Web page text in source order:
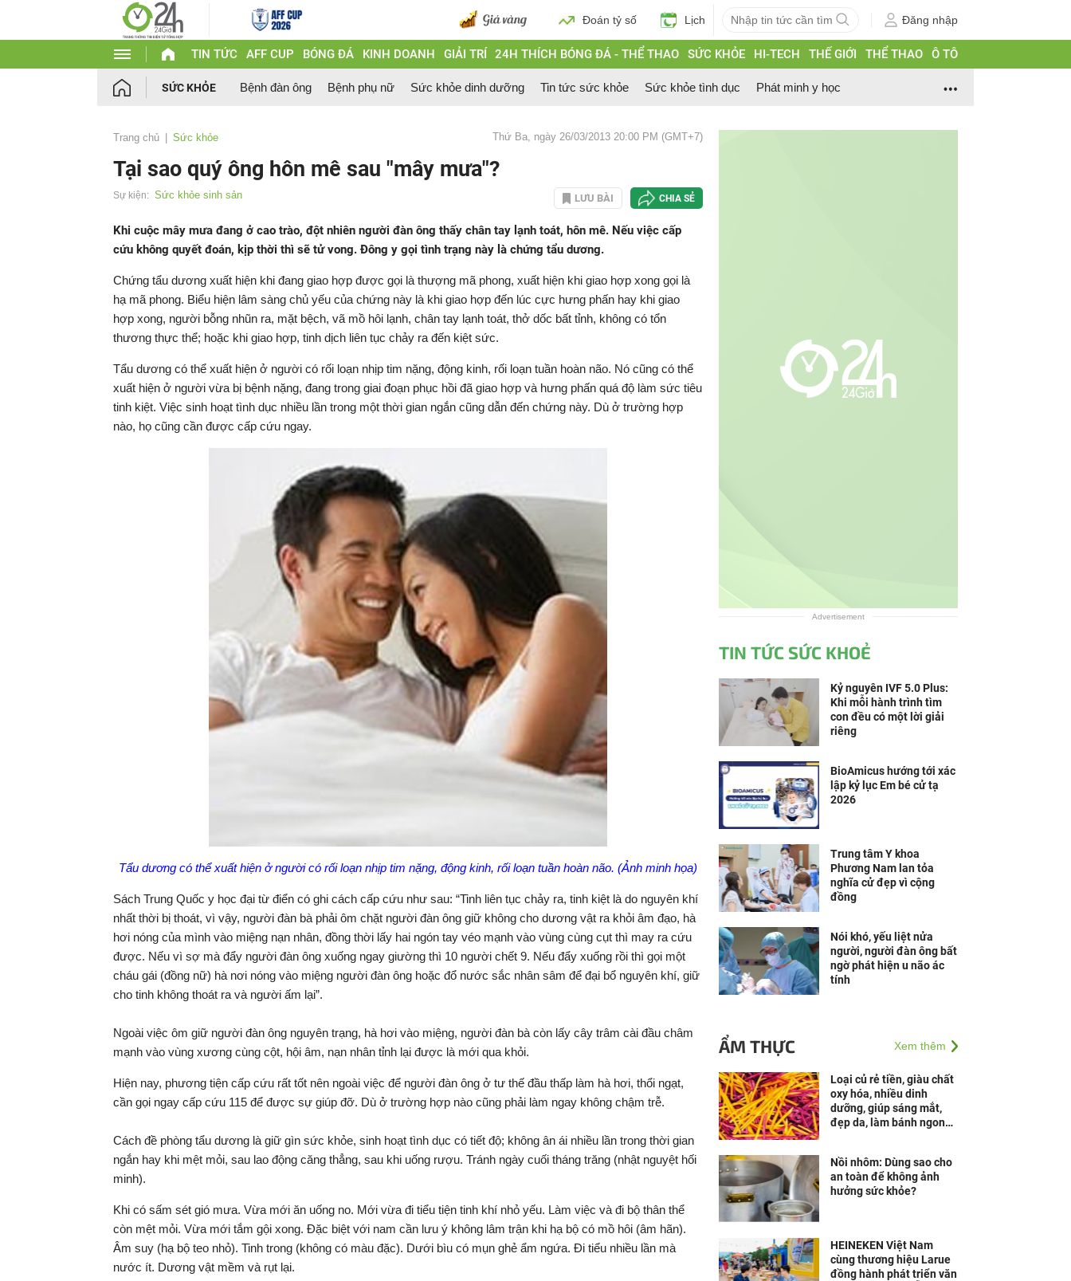
Đoán tỷ số Lịch Đăng nhập
TIN TỨC AFF CUP BÓNG ĐÁ KINH DOANH GIẢI TRÍ 24H THÍCH BÓNG ĐÁ - THỂ THAO SỨC KHỎE HI-TECH THẾ GIỚI THỂ THAO Ô TÔ
SỨC KHỎE Bệnh đàn ông Bệnh phụ nữ Sức khỏe dinh dưỡng Tin tức sức khỏe Sức khỏe tình dục Phát minh y học
Trang chủ Sức khỏe Thứ Ba, ngày 26/03/2013 20:00 PM (GMT+7)
Tại sao quý ông hôn mê sau "mây mưa"?
Sự kiện: Sức khỏe sinh sản LƯU BÀI CHIA SẺ
Khi cuộc mây mưa đang ở cao trào, đột nhiên người đàn ông thấy chân tay lạnh toát, hôn mê. Nếu việc cấp
cứu không quyết đoán, kịp thời thì sẽ tử vong. Đông y gọi tình trạng này là chứng tẩu dương.
Chứng tẩu dương xuất hiện khi đang giao hợp được gọi là thượng mã phong, xuất hiện khi giao hợp xong gọi là
hạ mã phong. Biểu hiện lâm sàng chủ yếu của chứng này là khi giao hợp đến lúc cực hưng phấn hay khi giao
hợp xong, người bỗng nhũn ra, mặt bệch, vã mồ hôi lạnh, chân tay lạnh toát, thở dốc bất tỉnh, không có tổn
thương thực thể; hoặc khi giao hợp, tinh dịch liên tục chảy ra đến kiệt sức.
Tẩu dương có thể xuất hiện ở người có rối loạn nhịp tim nặng, động kinh, rối loạn tuần hoàn não. Nó cũng có thể
xuất hiện ở người vừa bị bệnh nặng, đang trong giai đoạn phục hồi đã giao hợp và hưng phấn quá độ làm sức tiêu
tinh kiệt. Việc sinh hoạt tình dục nhiều lần trong một thời gian ngắn cũng dẫn đến chứng này. Dù ở trường hợp
nào, họ cũng cần được cấp cứu ngay.
Tẩu dương có thể xuất hiện ở người có rối loạn nhịp tim nặng, động kinh, rối loạn tuần hoàn não. (Ảnh minh họa)
Sách Trung Quốc y học đại từ điển có ghi cách cấp cứu như sau: “Tinh liên tục chảy ra, tinh kiệt là do nguyên khí
nhất thời bị thoát, vì vậy, người đàn bà phải ôm chặt người đàn ông giữ không cho dương vật ra khỏi âm đạo, hà
hơi nóng của mình vào miệng nạn nhân, đồng thời lấy hai ngón tay véo mạnh vào vùng cùng cụt thì may ra cứu
được. Nếu vì sợ mà đẩy người đàn ông xuống ngay giường thì 10 người chết 9. Nếu đẩy xuống rồi thì gọi một
cháu gái (đồng nữ) hà nơi nóng vào miệng người đàn ông hoặc đổ nước sắc nhân sâm để đại bổ nguyên khí, giữ
cho tinh không thoát ra và người ấm lại”.
Ngoài việc ôm giữ người đàn ông nguyên trạng, hà hơi vào miệng, người đàn bà còn lấy cây trâm cài đầu châm
mạnh vào vùng xương cùng cột, hội âm, nạn nhân tỉnh lại được là mới qua khỏi.
Hiện nay, phương tiện cấp cứu rất tốt nên ngoài việc để người đàn ông ở tư thế đầu thấp làm hà hơi, thổi ngạt,
cần gọi ngay cấp cứu 115 để được sự giúp đỡ. Dù ở trường hợp nào cũng phải làm ngay không chậm trễ.
Cách đề phòng tẩu dương là giữ gìn sức khỏe, sinh hoạt tình dục có tiết độ; không ân ái nhiều lần trong thời gian
ngắn hay khi mệt mỏi, sau lao động căng thẳng, sau khi uống rượu. Tránh ngày cuối tháng trăng (nhật nguyệt hối
minh).
Khi có sấm sét gió mưa. Vừa mới ăn uống no. Mới vừa đi tiểu tiện tinh khí nhỏ yếu. Làm việc và đi bộ thân thể
còn mệt mỏi. Vừa mới tắm gội xong. Đặc biệt với nam cần lưu ý không lâm trận khi hạ bộ có mồ hôi (âm hãn).
Âm suy (hạ bộ teo nhỏ). Tinh trong (không có màu đặc). Dưới bìu có mụn ghẻ ẩm ngứa. Đi tiểu nhiều lần mà
nước ít. Dương vật mềm và rụt lại.
Advertisement
TIN TỨC SỨC KHOẺ
Kỷ nguyên IVF 5.0 Plus:
Khi mỗi hành trình tìm
con đều có một lời giải
riêng
BioAmicus hướng tới xác
lập kỷ lục Em bé cử tạ
2026
Trung tâm Y khoa
Phương Nam lan tỏa
nghĩa cử đẹp vì cộng
đồng
Nói khó, yếu liệt nửa
người, người đàn ông bất
ngờ phát hiện u não ác
tính
ẨM THỰC Xem thêm
Loại củ rẻ tiền, giàu chất
oxy hóa, nhiều dinh
dưỡng, giúp sáng mắt,
đẹp da, làm bánh ngon
Nồi nhôm: Dùng sao cho
an toàn để không ảnh
hưởng sức khỏe?
HEINEKEN Việt Nam
cùng thương hiệu Larue
đồng hành phát triển văn